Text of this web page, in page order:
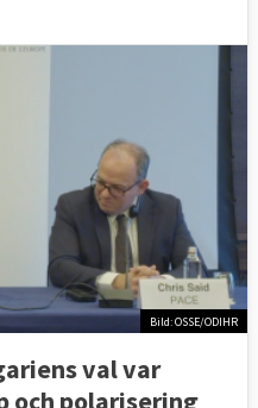
Bild: OSSE/ODIHR
val var
och polarisering